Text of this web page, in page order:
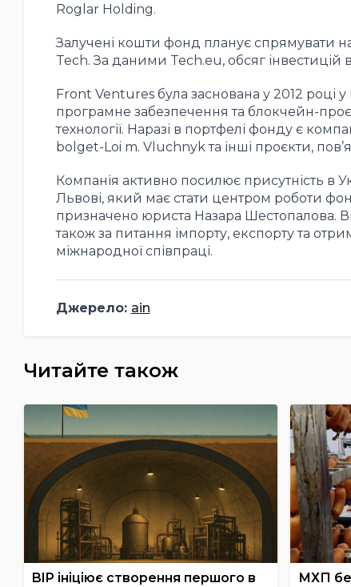
Roglar Holding.
Залучені кошти фонд планує спрямувати
Tech. За даними Tech.eu, обсяг
Front Ventures була заснована у 2012 році
програмне забезпечення та блокчейн-
технології. Наразі в портфелі фонду є
bolget-Loi m. Vluchnyk та інші проєкти,
Компанія активно посилює присутність в
Львові, який має стати центром роботи
призначено юриста Назара Шестопалова.
також за питання імпорту, експорту та
міжнародної співпраці.
Джерело: ain
Читайте також
BIP ініціює створення першого в
МХП